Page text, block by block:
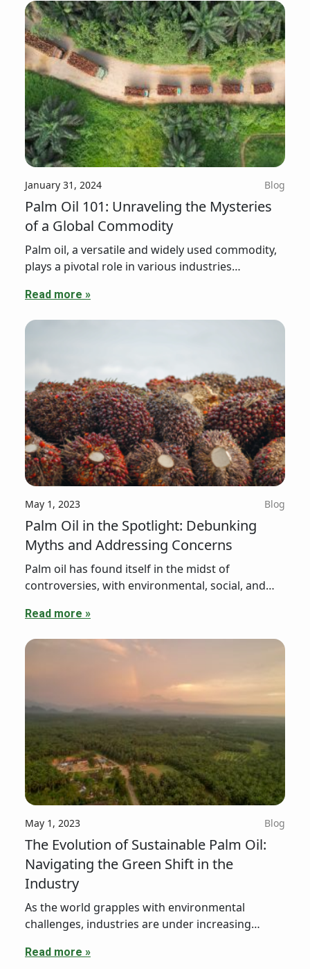
January 31, 2024 Blog
Palm Oil 101: Unraveling the Mysteries
of a Global Commodity
Palm oil, a versatile and widely used commodity,
plays a pivotal role in various industries
routines, palm oil is an ingredient that touches
our lives daily.
Read more »
May 1, 2023 Blog
Palm Oil in the Spotlight: Debunking
Myths and Addressing Concerns
Palm oil has found itself in the midst of
controversies, with environmental, social, and
article, we'll dissect common myths, address
legitimate concerns, and explore the industry's
initiatives to tackle these challenges.
Read more »
May 1, 2023 Blog
The Evolution of Sustainable Palm Oil:
Navigating the Green Shift in the
Industry
As the world grapples with environmental
challenges, industries are under increasing
palm oil industry, in particular, has witnessed a
Read more »